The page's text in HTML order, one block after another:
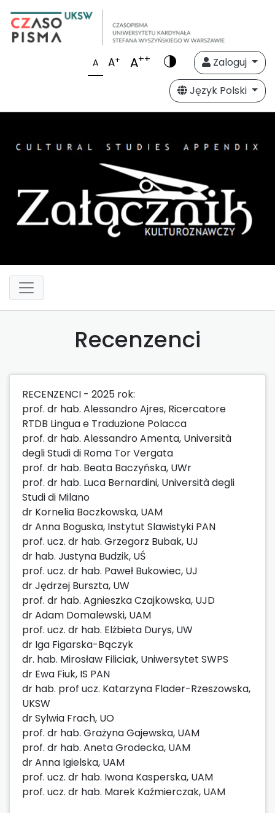
A A+ A++
Zaloguj
Język Polski
Recenzenci
RECENZENCI - 2025 rok:
prof. dr hab. Alessandro Ajres, Ricercatore
RTDB Lingua e Traduzione Polacca
prof. dr hab. Alessandro Amenta, Università
degli Studi di Roma Tor Vergata
prof. dr hab. Beata Baczyńska, UWr
prof. dr hab. Luca Bernardini, Università degli
Studi di Milano
dr Kornelia Boczkowska, UAM
dr Anna Boguska, Instytut Slawistyki PAN
prof. ucz. dr hab. Grzegorz Bubak, UJ
dr hab. Justyna Budzik, UŚ
prof. ucz. dr hab. Paweł Bukowiec, UJ
dr Jędrzej Burszta, UW
prof. dr hab. Agnieszka Czajkowska, UJD
dr Adam Domalewski, UAM
prof. ucz. dr hab. Elżbieta Durys, UW
dr Iga Figarska-Bączyk
dr. hab. Mirosław Filiciak, Uniwersytet SWPS
dr Ewa Fiuk, IS PAN
dr hab. prof ucz. Katarzyna Flader-Rzeszowska,
UKSW
dr Sylwia Frach, UO
prof. dr hab. Grażyna Gajewska, UAM
prof. dr hab. Aneta Grodecka, UAM
dr Anna Igielska, UAM
prof. ucz. dr hab. Iwona Kasperska, UAM
prof. ucz. dr hab. Marek Kaźmierczak, UAM